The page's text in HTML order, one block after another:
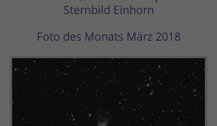
Sternbild Einhorn
Foto des Monats März 2018